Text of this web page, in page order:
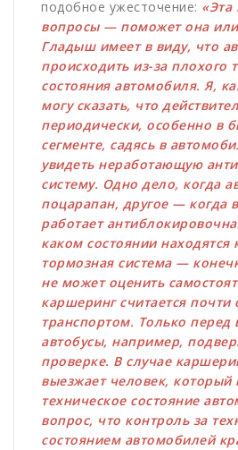
подобное ужесточение: «Эта
вопросы — поможет она
Гладыш имеет в виду, что
происходить из-за плохого
состояния автомобиля. Я,
могу сказать, что
периодически, особенно в
сегменте, садясь в
увидеть неработающую
систему. Одно дело, когда
поцарапан, другое — когда
работает
каком состоянии находятся
тормозная система —
не может оценить
каршеринг считается
транспортом. Только
автобусы, например,
проверке. В случае
выезжает человек, который
техническое состояние
вопрос, что контроль за
состоянием автомобилей